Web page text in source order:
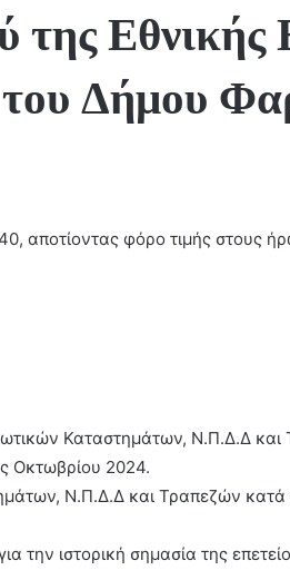
Εθνικής
Δήμου
αποτίοντας φόρο τιμής στους
Καταστημάτων, Ν.Π.Δ.Δ
Οκτωβρίου 2024.
Ν.Π.Δ.Δ και Τραπεζών κατά
την ιστορική σημασία της